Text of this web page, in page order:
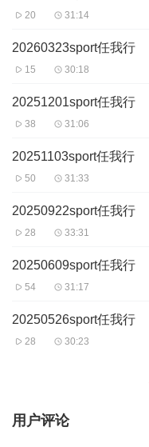
20 31:14
20260323sport任我行
15 30:18
20251201sport任我行
38 31:06
20251103sport任我行
50 31:33
20250922sport任我行
28 33:31
20250609sport任我行
54 31:17
20250526sport任我行
28 30:23
用户评论